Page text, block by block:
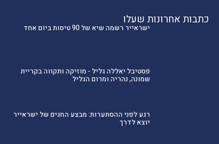
כתבות אחרונות שעלו
ישראייר רשמה שיא של 90 טיסות ביום אחד
פסטיבל יאללה גליל - מוזיקה ותקווה בקריית
שמונה, נהריה ומרום הגליל
רגע לפני ההסתערות: מבצע החגים של ישראייר
יוצא לדרך